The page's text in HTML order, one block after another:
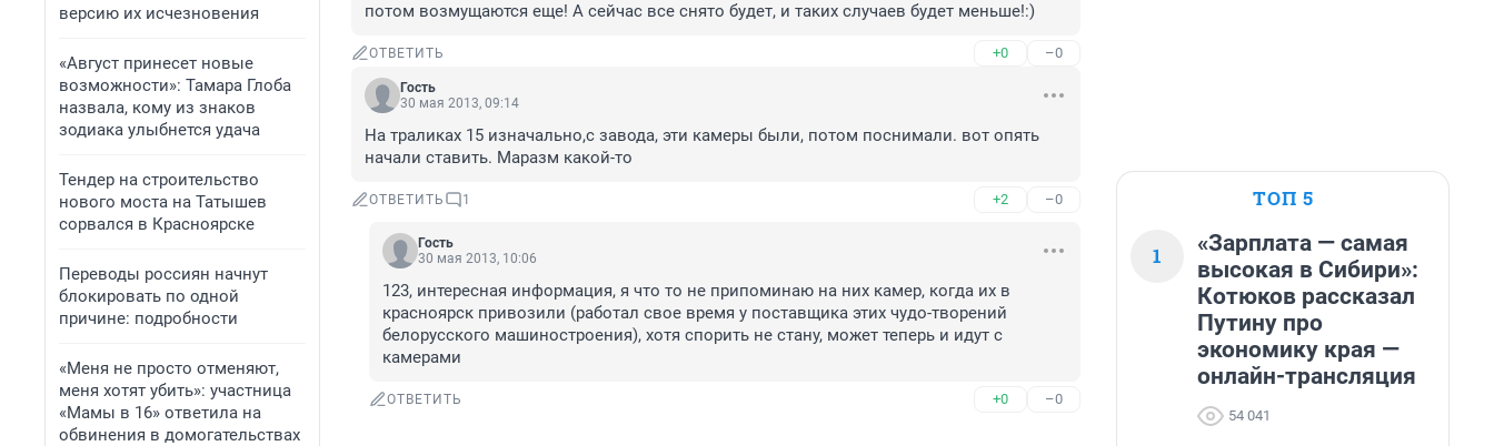
версию их исчезновения
«Август принесет новые
возможности»: Тамара Глоба
назвала, кому из знаков
зодиака улыбнется удача
Тендер на строительство
нового моста на Татышев
сорвался в Красноярске
Переводы россиян начнут
блокировать по одной
причине: подробности
«Меня не просто отменяют,
меня хотят убить»: участница
«Мамы в 16» ответила на
обвинения в домогательствах
потом возмущаются еще! А сейчас все снято будет, и таких случаев будет меньше!:)
ОТВЕТИТЬ +0 –0
Гость
30 мая 2013, 09:14
На траликах 15 изначально,с завода, эти камеры были, потом поснимали. вот опять
начали ставить. Маразм какой-то
ОТВЕТИТЬ 1 +2 –0
Гость
30 мая 2013, 10:06
123, интересная информация, я что то не припоминаю на них камер, когда их в
красноярск привозили (работал свое время у поставщика этих чудо-творений
белорусского машиностроения), хотя спорить не стану, может теперь и идут с
камерами
ОТВЕТИТЬ +0 –0
ТОП 5
1
«Зарплата — самая
высокая в Сибири»:
Котюков рассказал
Путину про
экономику края —
онлайн-трансляция
54 041